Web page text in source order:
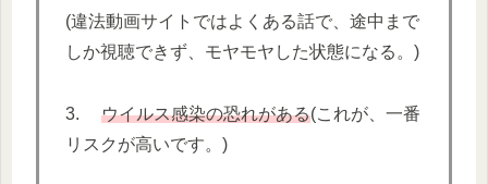
(違法動画サイトではよくある話で、途中まで
しか視聴できず、モヤモヤした状態になる。)
3. ウイルス感染の恐れがある(これが、一番
リスクが高いです。)